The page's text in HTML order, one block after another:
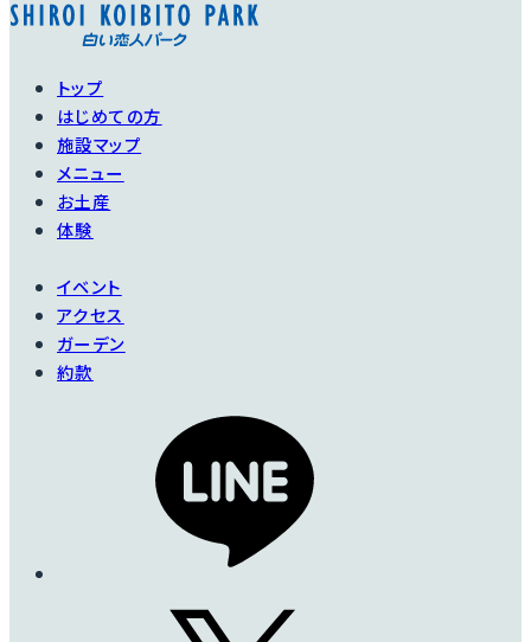
トップ
はじめての方
施設マップ
メニュー
お土産
体験
イベント
アクセス
ガーデン
約款